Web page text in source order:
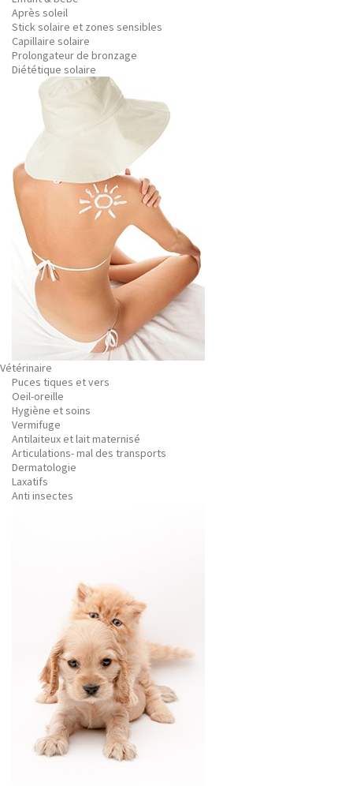
Après soleil
Stick solaire et zones sensibles
Capillaire solaire
Prolongateur de bronzage
Diététique solaire
Vétérinaire
Puces tiques et vers
Oeil-oreille
Hygiène et soins
Vermifuge
Antilaiteux et lait maternisé
Articulations- mal des transports
Dermatologie
Laxatifs
Anti insectes